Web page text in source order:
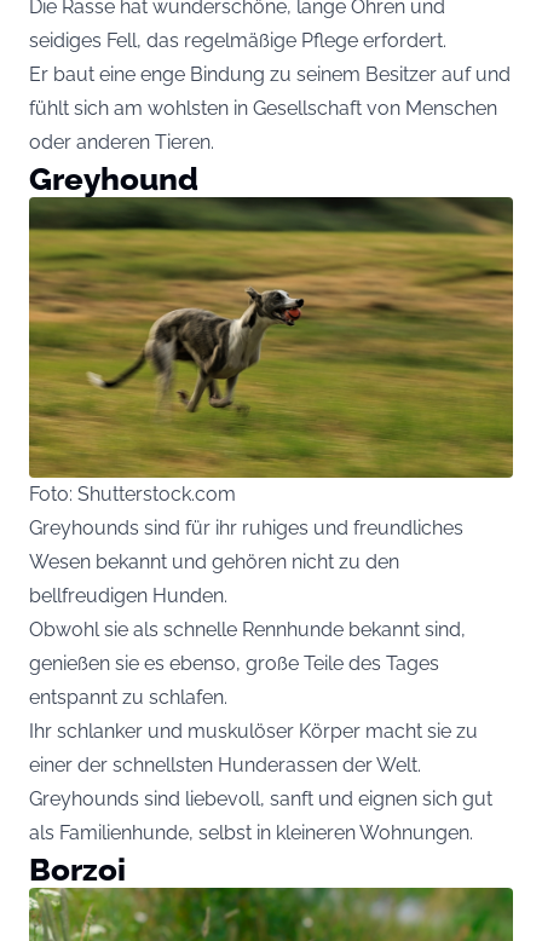
Die Rasse hat wunderschöne, lange Ohren und
seidiges Fell, das regelmäßige Pflege erfordert.
Er baut eine enge Bindung zu seinem Besitzer auf und
fühlt sich am wohlsten in Gesellschaft von Menschen
oder anderen Tieren.
Greyhound
Foto: Shutterstock.com
Greyhounds sind für ihr ruhiges und freundliches
Wesen bekannt und gehören nicht zu den
bellfreudigen Hunden.
Obwohl sie als schnelle Rennhunde bekannt sind,
genießen sie es ebenso, große Teile des Tages
entspannt zu schlafen.
Ihr schlanker und muskulöser Körper macht sie zu
einer der schnellsten Hunderassen der Welt.
Greyhounds sind liebevoll, sanft und eignen sich gut
als Familienhunde, selbst in kleineren Wohnungen.
Borzoi